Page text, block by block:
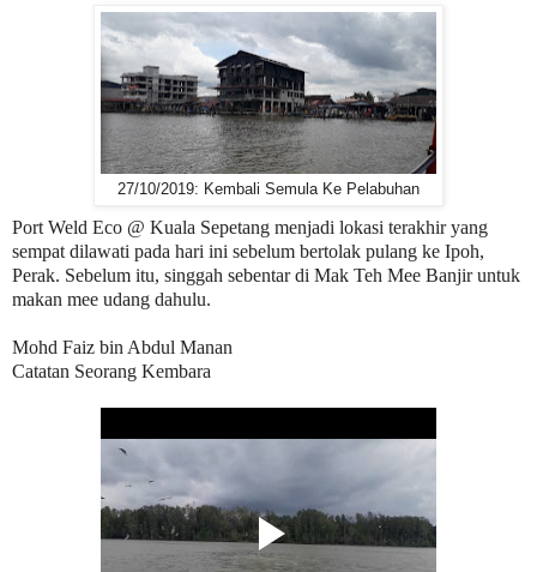
27/10/2019: Kembali Semula Ke Pelabuhan
Port Weld Eco @ Kuala Sepetang menjadi lokasi terakhir yang
sempat dilawati pada hari ini sebelum bertolak pulang ke Ipoh,
Perak. Sebelum itu, singgah sebentar di Mak Teh Mee Banjir untuk
makan mee udang dahulu.
Mohd Faiz bin Abdul Manan
Catatan Seorang Kembara